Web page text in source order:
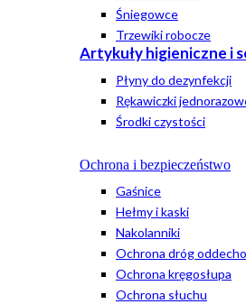
Śniegowce
Trzewiki robocze
Artykuły higieniczne i
Płyny do dezynfekcji
Rękawiczki
Środki czystości
Ochrona i bezpieczeństwo
Gaśnice
Hełmy i kaski
Nakolanniki
Ochrona dróg
Ochrona kręgosłupa
Ochrona słuchu